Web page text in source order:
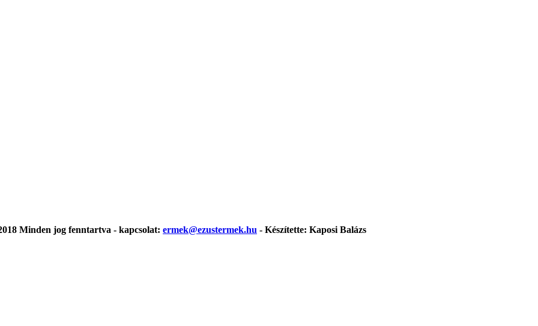
Minden jog fenntartva - kapcsolat: ermek@ezustermek.hu - Készítette: Kaposi Balázs